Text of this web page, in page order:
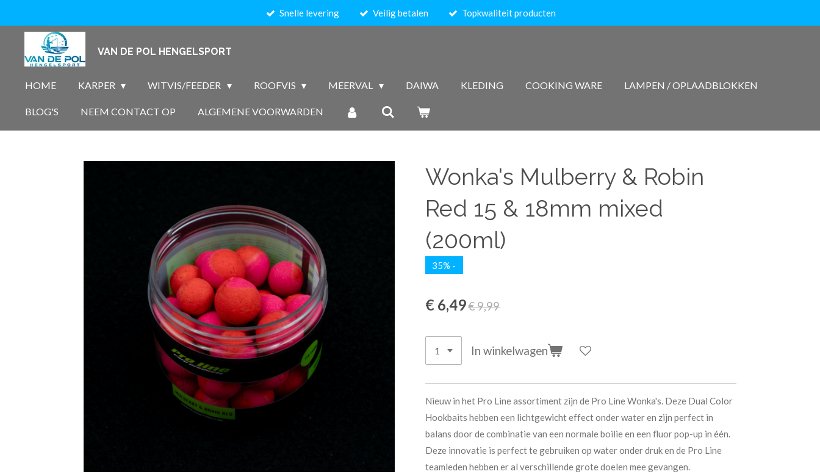
direct
Snelle levering Veilig betalen Topkwaliteit producten
VAN DE POL HENGELSPORT
HOME KARPER WITVIS/FEEDER ROOFVIS MEERVAL DAIWA KLEDING COOKING WARE LAMPEN / OPLAADBLOKKEN
BLOG'S NEEM CONTACT OP ALGEMENE VOORWARDEN
Wonka's Mulberry & Robin
Red 15 & 18mm mixed
(200ml)
35% -
€ 6,49€ 9,99
In winkelwagen
Nieuw in het Pro Line assortiment zijn de Pro Line Wonka's. Deze Dual Color
Hookbaits hebben een lichtgewicht effect onder water en zijn perfect in
balans door de combinatie van een normale boilie en een fluor pop-up in één.
Deze innovatie is perfect te gebruiken op water onder druk en de Pro Line
teamleden hebben er al verschillende grote doelen mee gevangen.